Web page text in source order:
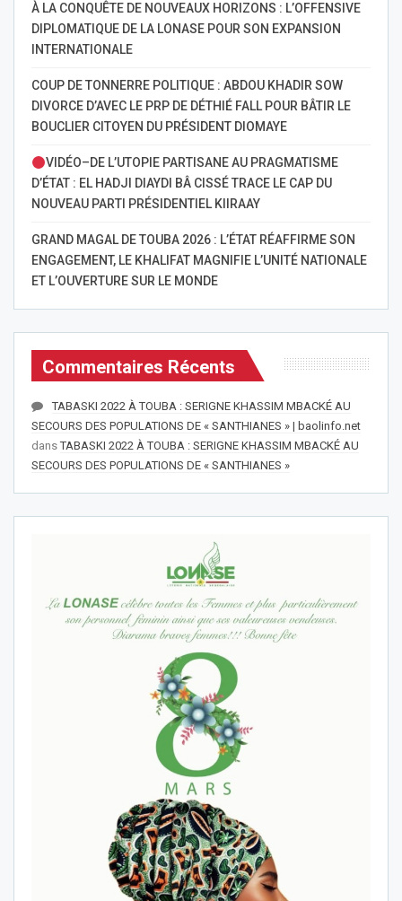
À LA CONQUÊTE DE NOUVEAUX HORIZONS : L’OFFENSIVE
DIPLOMATIQUE DE LA LONASE POUR SON EXPANSION
INTERNATIONALE
COUP DE TONNERRE POLITIQUE : ABDOU KHADIR SOW
DIVORCE D’AVEC LE PRP DE DÉTHIÉ FALL POUR BÂTIR LE
BOUCLIER CITOYEN DU PRÉSIDENT DIOMAYE
VIDÉO–DE L’UTOPIE PARTISANE AU PRAGMATISME
D’ÉTAT : EL HADJI DIAYDI BÂ CISSÉ TRACE LE CAP DU
NOUVEAU PARTI PRÉSIDENTIEL KIIRAAY
GRAND MAGAL DE TOUBA 2026 : L’ÉTAT RÉAFFIRME SON
ENGAGEMENT, LE KHALIFAT MAGNIFIE L’UNITÉ NATIONALE
ET L’OUVERTURE SUR LE MONDE
Commentaires Récents
TABASKI 2022 À TOUBA : SERIGNE KHASSIM MBACKÉ AU
SECOURS DES POPULATIONS DE « SANTHIANES » | baolinfo.net
dansTABASKI 2022 À TOUBA : SERIGNE KHASSIM MBACKÉ AU
SECOURS DES POPULATIONS DE « SANTHIANES »